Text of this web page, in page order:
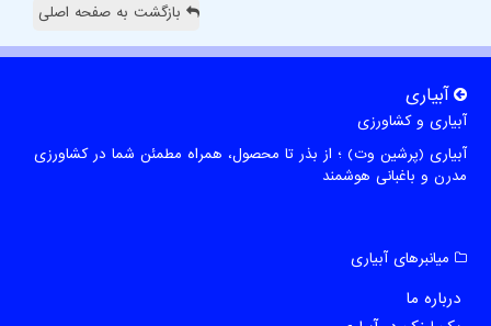
بازگشت به صفحه اصلی
آبیاری
آبیاری و کشاورزی
آبیاری (پرشین وت) ؛ از بذر تا محصول، همراه مطمئن شما در کشاورزی
مدرن و باغبانی هوشمند
میانبرهای آبیاری
درباره ما